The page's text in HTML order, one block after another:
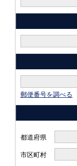
郵便番号を調べる
都道府県
市区町村